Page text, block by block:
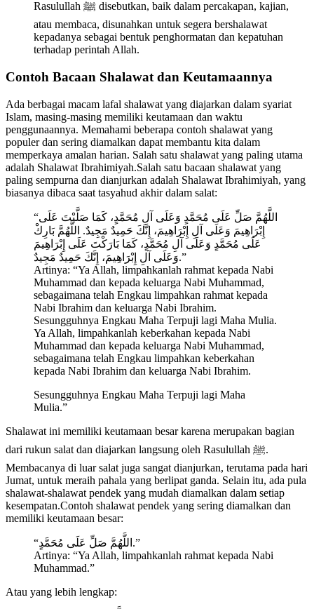
Rasulullah ﷺ disebutkan, baik dalam percakapan, kajian,
atau membaca, disunahkan untuk segera bershalawat
kepadanya sebagai bentuk penghormatan dan kepatuhan
terhadap perintah Allah.
Contoh Bacaan Shalawat dan Keutamaannya
Ada berbagai macam lafal shalawat yang diajarkan dalam syariat
Islam, masing-masing memiliki keutamaan dan waktu
penggunaannya. Memahami beberapa contoh shalawat yang
populer dan sering diamalkan dapat membantu kita dalam
memperkaya amalan harian. Salah satu shalawat yang paling utama
adalah Shalawat Ibrahimiyah.Salah satu bacaan shalawat yang
paling sempurna dan dianjurkan adalah Shalawat Ibrahimiyah, yang
biasanya dibaca saat tasyahud akhir dalam salat:
“اللَّهُمَّ صَلِّ عَلَى مُحَمَّدٍ وَعَلَى آلِ مُحَمَّدٍ، كَمَا صَلَّيْتَ عَلَى
إِبْرَاهِيمَ وَعَلَى آلِ إِبْرَاهِيمَ، إِنَّكَ حَمِيدٌ مَجِيدٌ. اللَّهُمَّ بَارِكْ
عَلَى مُحَمَّدٍ وَعَلَى آلِ مُحَمَّدٍ، كَمَا بَارَكْتَ عَلَى إِبْرَاهِيمَ
وَعَلَى آلِ إِبْرَاهِيمَ، إِنَّكَ حَمِيدٌ مَجِيدٌ.”
Artinya: “Ya Allah, limpahkanlah rahmat kepada Nabi
Muhammad dan kepada keluarga Nabi Muhammad,
sebagaimana telah Engkau limpahkan rahmat kepada
Nabi Ibrahim dan keluarga Nabi Ibrahim.
Sesungguhnya Engkau Maha Terpuji lagi Maha Mulia.
Ya Allah, limpahkanlah keberkahan kepada Nabi
Muhammad dan kepada keluarga Nabi Muhammad,
sebagaimana telah Engkau limpahkan keberkahan
kepada Nabi Ibrahim dan keluarga Nabi Ibrahim.
Sesungguhnya Engkau Maha Terpuji lagi Maha
Mulia.”
Shalawat ini memiliki keutamaan besar karena merupakan bagian
dari rukun salat dan diajarkan langsung oleh Rasulullah ﷺ.
Membacanya di luar salat juga sangat dianjurkan, terutama pada hari
Jumat, untuk meraih pahala yang berlipat ganda. Selain itu, ada pula
shalawat-shalawat pendek yang mudah diamalkan dalam setiap
kesempatan.Contoh shalawat pendek yang sering diamalkan dan
memiliki keutamaan besar:
“اللَّهُمَّ صَلِّ عَلَى مُحَمَّدٍ.”
Artinya: “Ya Allah, limpahkanlah rahmat kepada Nabi
Muhammad.”
Atau yang lebih lengkap: